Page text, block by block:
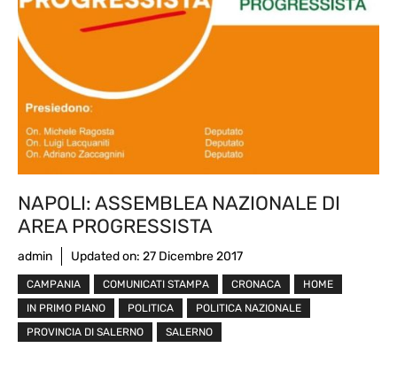
NAPOLI: ASSEMBLEA NAZIONALE DI
AREA PROGRESSISTA
admin Updated on: 27 Dicembre 2017
CAMPANIA COMUNICATI STAMPA CRONACA
HOME
IN PRIMO PIANO
POLITICA
POLITICA NAZIONALE
PROVINCIA DI SALERNO
SALERNO